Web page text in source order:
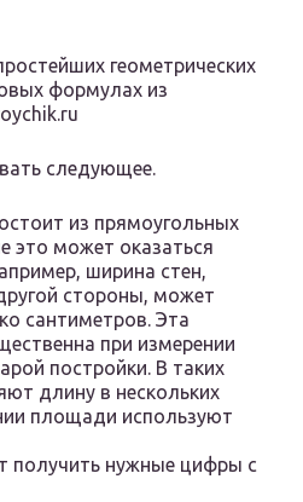
геометрических
формулах из
следующее.
из прямоугольных
это может оказаться
ширина стен,
стороны, может
сантиметров. Эта
при измерении
постройки. В таких
длину в нескольких
площади используют
получить нужные цифры с